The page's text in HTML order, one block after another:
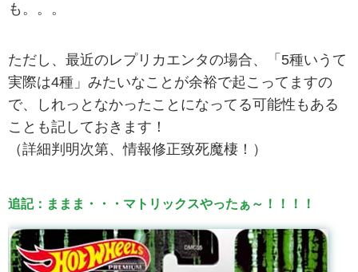
も。。。
ただし、最近のレプリカエンタの場合、「5種いうて
実際は4種」みたいなことが余裕で起こってますの
で、しれっとなかったことになってる可能性もある
ことも記しておきます！
（詳細判明次第、情報修正致死魔棲！）
追記：ままま・・・マトリックスやったぁ～！！！！